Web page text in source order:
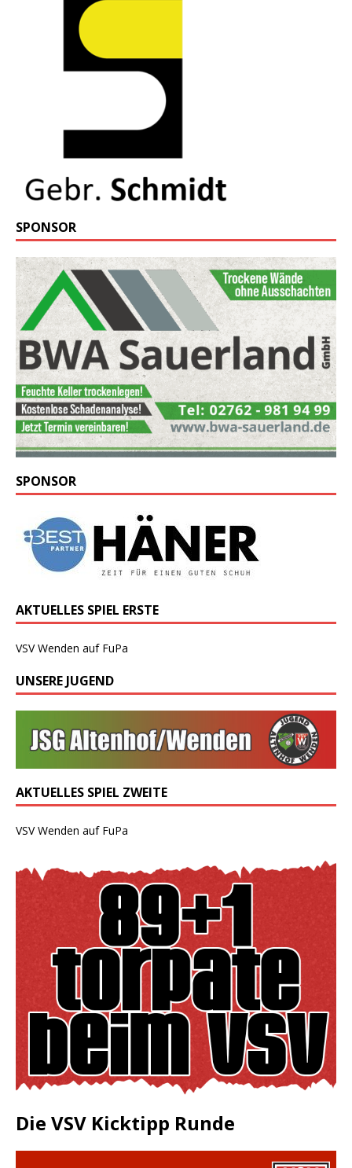
SPONSOR
SPONSOR
AKTUELLES SPIEL ERSTE
VSV Wenden auf FuPa
UNSERE JUGEND
AKTUELLES SPIEL ZWEITE
VSV Wenden auf FuPa
Die VSV Kicktipp Runde